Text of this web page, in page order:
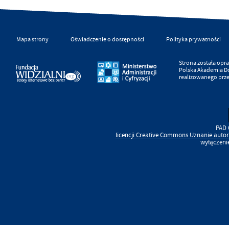
Mapa strony Oświadczenie o dostępności Polityka prywatności
Strona została
Polska Akademia
realizowanego
licencjiCreative Commons Uznanie